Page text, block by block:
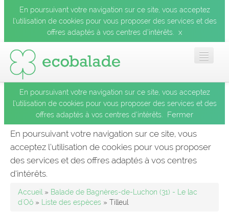
En poursuivant votre navigation sur ce site, vous acceptez
l’utilisation de cookies pour vous proposer des services et des
offres adaptés à vos centres d’intérêts.
x
Accueil
Les balades
Les espèces
En poursuivant votre navigation sur ce site, vous acceptez
l’utilisation de cookies pour vous proposer des services et des
offres adaptés à vos centres d’intérêts.
Fermer
En poursuivant votre navigation sur ce site, vous
acceptez l’utilisation de cookies pour vous proposer
des services et des offres adaptés à vos centres
d’intérêts.
Accueil » Balade de Bagnères-de-Luchon (31) - Le lac
d'Oô » Liste des espèces » Tilleul